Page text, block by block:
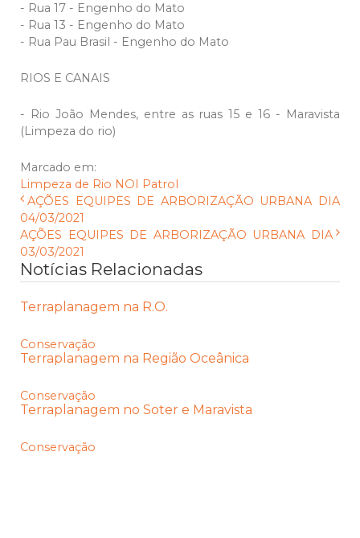
- Rua 17 - Engenho do Mato
- Rua 13 - Engenho do Mato
- Rua Pau Brasil - Engenho do Mato
RIOS E CANAIS
- Rio João Mendes, entre as ruas 15 e 16 - Maravista
(Limpeza do rio)
Marcado em:
Limpeza de Rio NOI
Patrol
AÇÕES EQUIPES DE ARBORIZAÇÃO URBANA DIA
04/03/2021
AÇÕES EQUIPES DE ARBORIZAÇÃO URBANA DIA
03/03/2021
Notícias Relacionadas
Terraplanagem na R.O.
Conservação
Terraplanagem na Região Oceânica
Conservação
Terraplanagem no Soter e Maravista
Conservação